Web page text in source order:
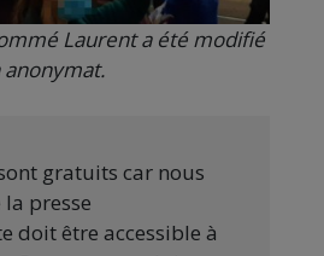
Laurent a été modifié
gratuits car nous
presse
doit être accessible à